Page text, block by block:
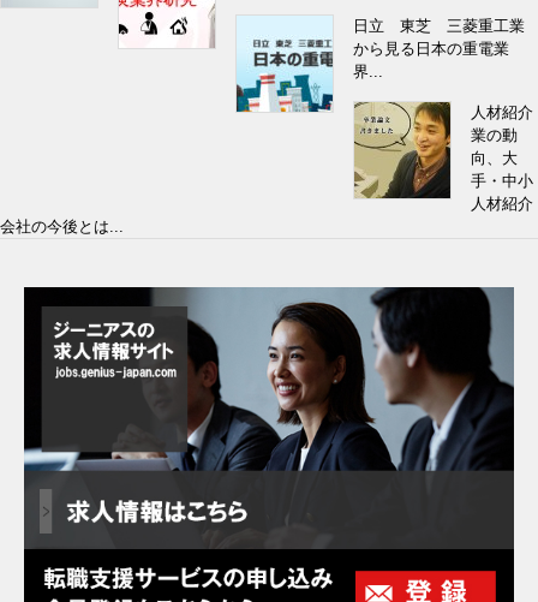
日立 東芝 三菱重工業
から見る日本の重電業
界...
人材紹介
業の動
向、大
手・中小
人材紹介
会社の今後とは...